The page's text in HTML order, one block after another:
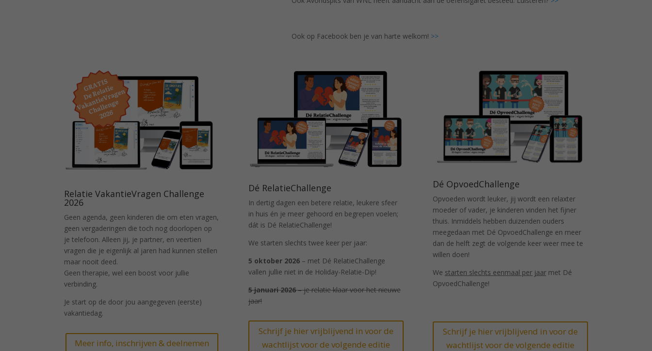
Ook op Facebook ben je van harte welkom! >>
Relatie VakantieVragen Challenge
2026
Geen agenda, geen kinderen die om eten vragen,
geen vergaderingen die toch nog doorlopen op
je telefoon. Alleen jij, je partner, en veertien
vragen die je eigenlijk al jaren had kunnen stellen
maar nooit deed.
Geen therapie, wel een boost voor jullie
verbinding.
Je start op de door jou aangegeven (eerste)
vakantiedag.
Meer info, inschrijven & deelnemen
Dé RelatieChallenge
In dertig dagen een betere relatie, leukere sfeer
in huis én je meer gehoord en begrepen voelen;
dát is Dé RelatieChallenge!
We starten slechts twee keer per jaar:
5 oktober 2026– met Dé RelatieChallenge
vallen jullie niet in de Holiday-Relatie-Dip!
5 januari 2026– je relatie klaar voor het nieuwe
jaar!
Schrijf je hier vrijblijvend in voor de
wachtlijst voor de volgende editie
Dé OpvoedChallenge
Opvoeden wordt leuker, jij wordt een relaxter
moeder of vader, je kinderen vinden het fijner
thuis. Inmiddels hebben duizenden ouders
meegedaan met Dé OpvoedChallenge en meer
dan de helft zegt de volgende keer weer mee te
willen doen!
We starten slechts eenmaal per jaarmet Dé
OpvoedChallenge!
Schrijf je hier vrijblijvend in voor de
wachtlijst voor de volgende editie